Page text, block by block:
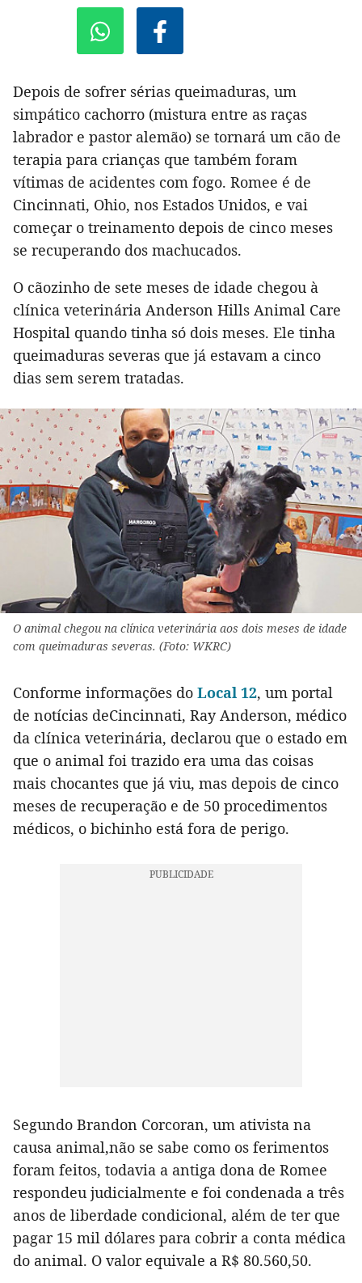
Depois de sofrer sérias queimaduras, um
simpático cachorro (mistura entre as raças
labrador e pastor alemão) se tornará um cão de
terapia para crianças que também foram
vítimas de acidentes com fogo. Romee é de
Cincinnati, Ohio, nos Estados Unidos, e vai
começar o treinamento depois de cinco meses
se recuperando dos machucados.
O cãozinho de sete meses de idade chegou à
clínica veterinária Anderson Hills Animal Care
Hospital quando tinha só dois meses. Ele tinha
queimaduras severas que já estavam a cinco
dias sem serem tratadas.
O animal chegou na clínica veterinária aos dois meses de idade
com queimaduras severas. (Foto: WKRC)
Conforme informações do Local 12, um portal
de notícias deCincinnati, Ray Anderson, médico
da clínica veterinária, declarou que o estado em
que o animal foi trazido era uma das coisas
mais chocantes que já viu, mas depois de cinco
meses de recuperação e de 50 procedimentos
médicos, o bichinho está fora de perigo.
Segundo Brandon Corcoran, um ativista na
causa animal,não se sabe como os ferimentos
foram feitos, todavia a antiga dona de Romee
respondeu judicialmente e foi condenada a três
anos de liberdade condicional, além de ter que
pagar 15 mil dólares para cobrir a conta médica
do animal. O valor equivale a R$ 80.560,50.